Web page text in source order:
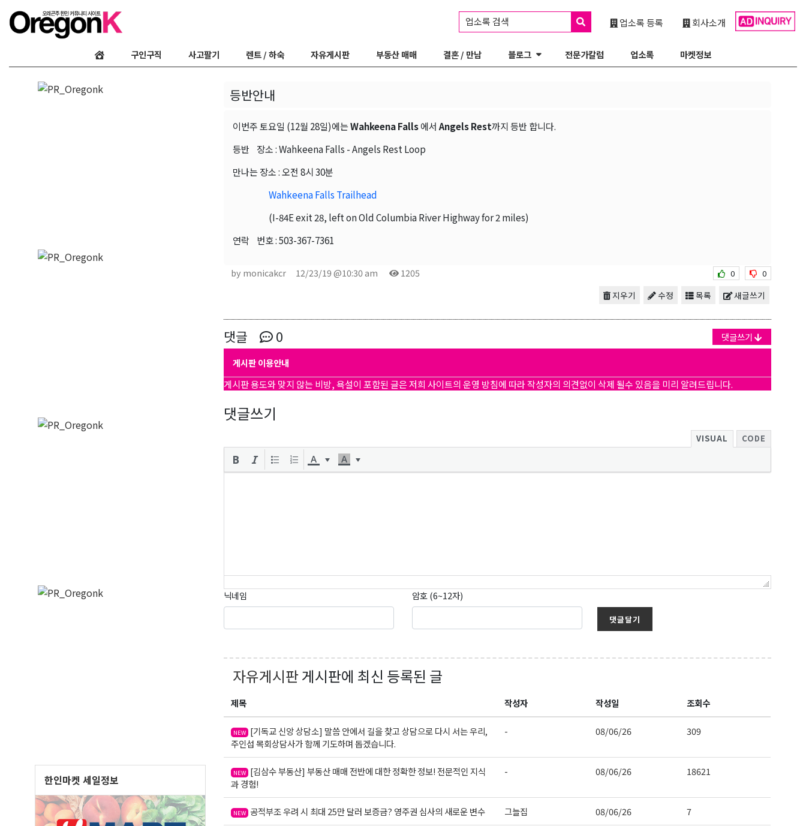
회사소개
업소록 등록
업소록 검색
구인구직 사고팔기 렌트 / 하숙 자유게시판 부동산 매매 결혼 / 만남 블로그 전문가칼럼 업소록 마켓정보
한인마켓 세일정보
등반안내
이번주 토요일 (12월 28일)에는Wahkeena Falls에서 Angels Rest까지 등반 합니다.
등반 장소 : Wahkeena Falls - Angels Rest Loop
만나는 장소 : 오전 8시 30분
Wahkeena Falls Trailhead
(I-84E exit 28, left on Old Columbia River Highway for 2 miles)
연락 번호 : 503-367-7361
by monicakcr 12/23/19 @10:30 am 1205 0 0
새글쓰기
목록
수정
지우기
댓글 0 댓글쓰기
게시판 이용안내
게시판 용도와 맞지 않는 비방, 욕설이 포함된 글은 저희 사이트의 운영 방침에 따라 작성자의 의견없이 삭제 될수 있음을 미리 알려드립니다.
댓글쓰기
VISUAL CODE
닉네임 암호 (6~12자)
댓글달기
자유게시판게시판에 최신 등록된 글
제목 작성자 작성일 조회수
NEW [기독교 신앙 상담소] 말씀 안에서 길을 찾고 상담으로 다시 서는 우리,
주인섭 목회상담사가 함께 기도하며 돕겠습니다.
- 08/06/26 309
NEW [김삼수 부동산] 부동산 매매 전반에 대한 정확한 정보! 전문적인 지식
과 경험!
- 08/06/26 18621
NEW 공적부조 우려 시 최대 25만 달러 보증금? 영주권 심사의 새로운 변수 그늘집 08/06/26 7
오레곤K 뉴스레터 구독
Email
First Name
Last Name